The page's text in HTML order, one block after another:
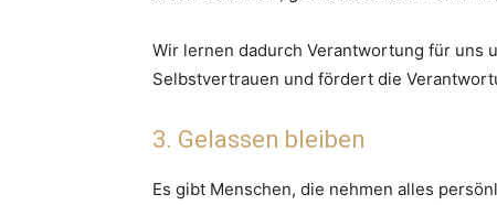
Wir lernen dadurch Verantwortung für uns
Selbstvertrauen und fördert die
3. Gelassen bleiben
Es gibt Menschen, die nehmen alles